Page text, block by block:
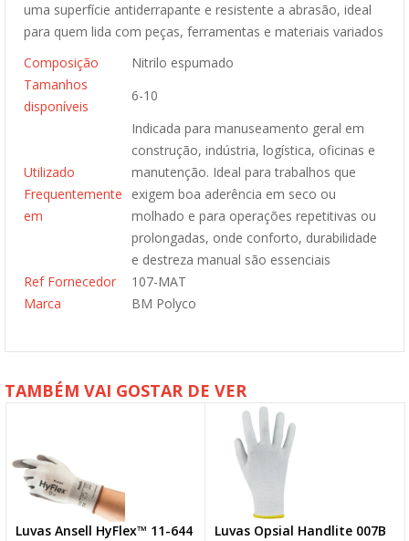
uma superfície antiderrapante e resistente a abrasão, ideal
para quem lida com peças, ferramentas e materiais variados
Composição
Nitrilo espumado
Tamanhos
disponíveis
6-10
Utilizado
Frequentemente
em
Indicada para manuseamento geral em
construção, indústria, logística, oficinas e
manutenção. Ideal para trabalhos que
exigem boa aderência em seco ou
molhado e para operações repetitivas ou
prolongadas, onde conforto, durabilidade
e destreza manual são essenciais
Ref Fornecedor
107-MAT
Marca
BM Polyco
TAMBÉM VAI GOSTAR DE VER
Luvas Opsial Handlite 007B
Luvas Honeywell Poliamida